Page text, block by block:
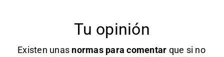
Tu opinión
Existen unas normas para comentar que si no